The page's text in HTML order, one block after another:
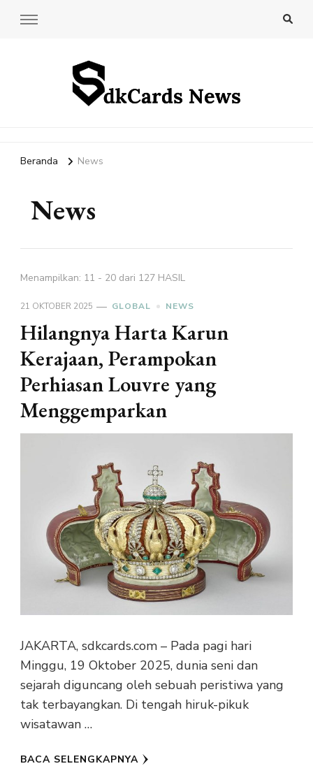
Beranda News
News
Menampilkan: 11 - 20 dari 127 HASIL
21 OKTOBER 2025 GLOBAL NEWS
Hilangnya Harta Karun
Kerajaan, Perampokan
Perhiasan Louvre yang
Menggemparkan
JAKARTA, sdkcards.com – Pada pagi hari
Minggu, 19 Oktober 2025, dunia seni dan
sejarah diguncang oleh sebuah peristiwa yang
tak terbayangkan. Di tengah hiruk-pikuk
wisatawan …
BACA SELENGKAPNYA